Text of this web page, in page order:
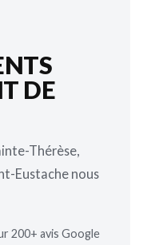
DE
Thérèse,
Eustache nous
200+ avis Google